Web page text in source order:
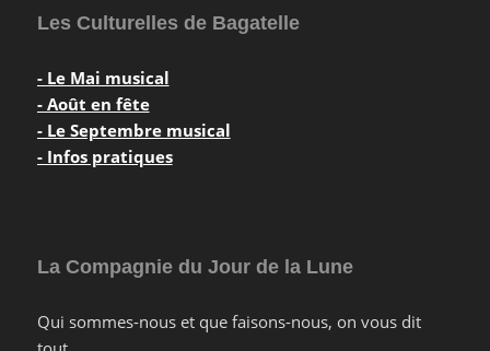
Les Culturelles de Bagatelle
- Le Mai musical
- Août en fête
- Le Septembre musical
- Infos pratiques
La Compagnie du Jour de la Lune
Qui sommes-nous et que faisons-nous, on vous dit